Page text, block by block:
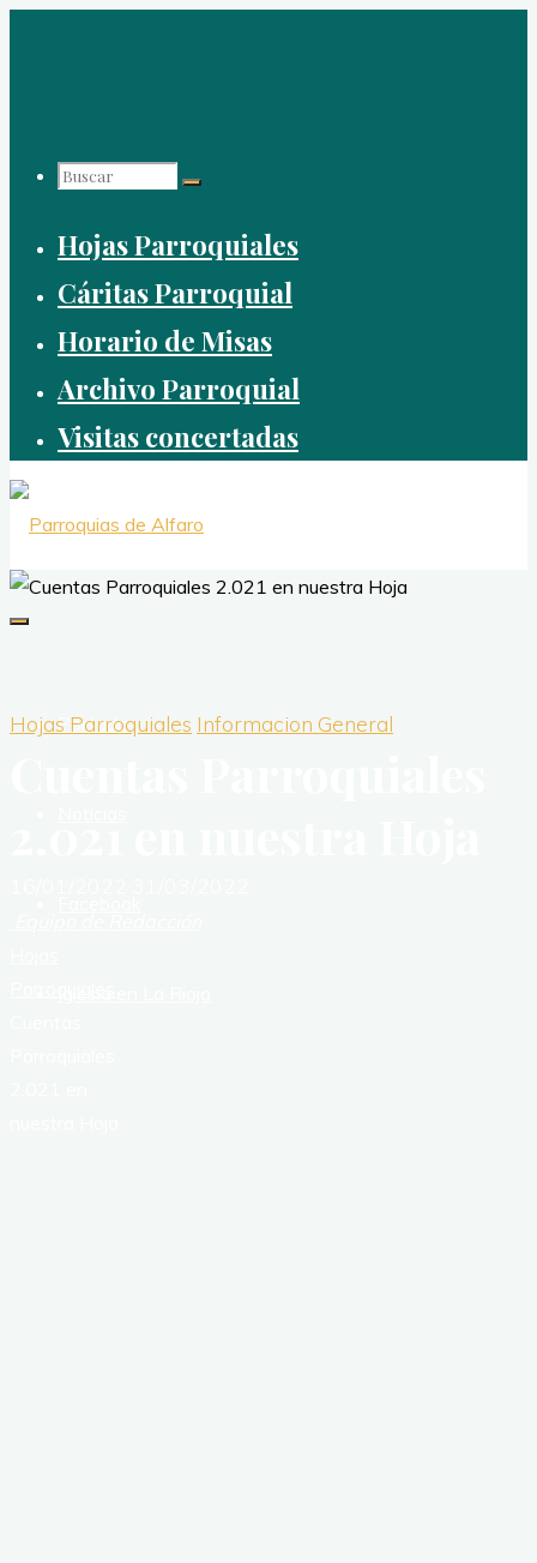
Buscar:
Hojas Parroquiales
Cáritas Parroquial
Horario de Misas
Archivo Parroquial
Visitas concertadas
Portada
Hojas Parroquiales Informacion General